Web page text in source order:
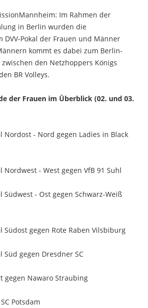
Im Rahmen der
in Berlin wurden die
Pokal der Frauen und Männer
kommt es dabei zum Berlin-
den Netzhoppers Königs
BR Volleys.
der Frauen im Überblick (02. und 03.
Nordost - Nord gegen Ladies in Black
Nordwest - West gegen VfB 91 Suhl
Südwest - Ost gegen Schwarz-Weiß
Südost gegen Rote Raben Vilsbiburg
Süd gegen Dresdner SC
gegen Nawaro Straubing
Potsdam